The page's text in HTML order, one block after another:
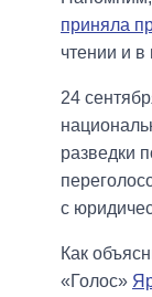
приняла
чтении и
24
разведки
с
Как
«Голос»